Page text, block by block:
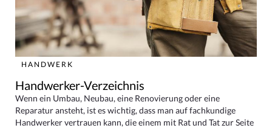
HANDWERK
Handwerker-Verzeichnis
Wenn ein Umbau, Neubau, eine Renovierung oder eine
Reparatur ansteht, ist es wichtig, dass man auf fachkundige
Handwerker vertrauen kann, die einem mit Rat und Tat zur Seite